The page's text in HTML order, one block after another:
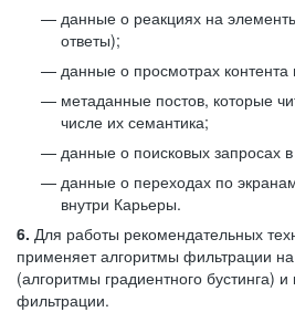
данные о реакциях на
ответы);
данные о просмотрах контента
метаданные постов, которые
числе их семантика;
данные о поисковых запросах
данные о переходах по
внутри Карьеры.
6. Для работы рекомендательных
применяет алгоритмы фильтрации
(алгоритмы градиентного бустинга)
фильтрации.